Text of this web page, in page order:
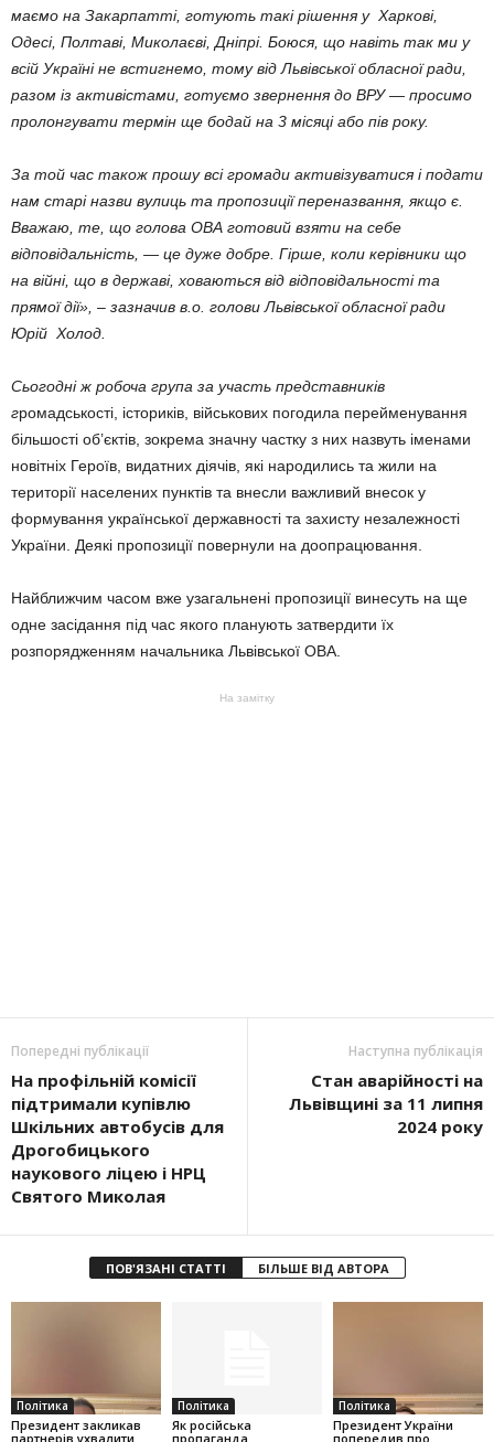
маємо на Закарпатті, готують такі рішення у Харкові,
Одесі, Полтаві, Миколаєві, Дніпрі. Боюся, що навіть так ми у
всій Україні не встигнемо, тому від Львівської обласної ради,
разом із активістами, готуємо звернення до ВРУ — просимо
пролонгувати термін ще бодай на 3 місяці або пів року.
За той час також прошу всі громади активізуватися і подати
нам старі назви вулиць та пропозиції переназвання, якщо є.
Вважаю, те, що голова ОВА готовий взяти на себе
відповідальність, — це дуже добре. Гірше, коли керівники що
на війні, що в державі, ховаються від відповідальності та
прямої дії», – зазначив в.о. голови Львівської обласної ради
Юрій Холод.
Сьогодні ж робоча група за участь представників
громадськості, істориків, військових погодила перейменування
більшості об’єктів, зокрема значну частку з них назвуть іменами
новітніх Героїв, видатних діячів, які народились та жили на
території населених пунктів та внесли важливий внесок у
формування української державності та захисту незалежності
України. Деякі пропозиції повернули на доопрацювання.
Найближчим часом вже узагальнені пропозиції винесуть на ще
одне засідання під час якого планують затвердити їх
розпорядженням начальника Львівської ОВА.
На замітку
Попередні публікації
На профільній комісії
підтримали купівлю
Шкільних автобусів для
Дрогобицького
наукового ліцею і НРЦ
Святого Миколая
Наступна публікація
Стан аварійності на
Львівщині за 11 липня
2024 року
ПОВ'ЯЗАНІ СТАТТІ БІЛЬШЕ ВІД АВТОРА
Політика
Президент закликав
партнерів ухвалити
Політика
Як російська
пропаганда
Політика
Президент України
попередив про